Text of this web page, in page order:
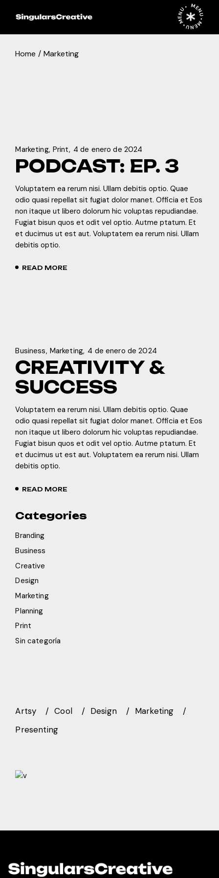
MENU • MENU • MENU •
Home Marketing
Marketing Print 4 de enero de 2024
PODCAST: EP. 3
Voluptatem ea rerum nisi. Ullam debitis optio. Quae
odio quasi repellat sit fugiat dolor manet. Officia et Eos
non itaque ut libero dolorum hic voluptas repudiandae.
Fugiat bisun quos et odit vel optio. Autme ptatum. Et
et ducimus ut est aut. Voluptatem ea rerum nisi. Ullam
debitis optio.
READ MORE
Business Marketing 4 de enero de 2024
CREATIVITY &
SUCCESS
Voluptatem ea rerum nisi. Ullam debitis optio. Quae
odio quasi repellat sit fugiat dolor manet. Officia et Eos
non itaque ut libero dolorum hic voluptas repudiandae.
Fugiat bisun quos et odit vel optio. Autme ptatum. Et
et ducimus ut est aut. Voluptatem ea rerum nisi. Ullam
debitis optio.
READ MORE
Categories
Branding
Business
Creative
Design
Marketing
Planning
Print
Sin categoría
Artsy Cool Design
Marketing
Presenting